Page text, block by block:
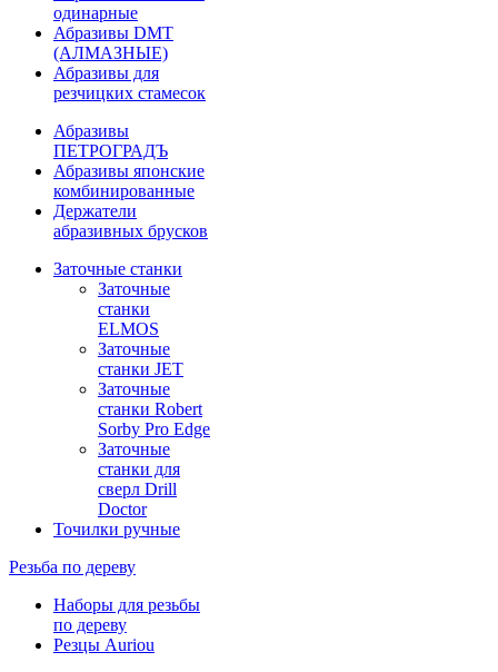
одинарные
Абразивы DMT
(АЛМАЗНЫЕ)
Абразивы для
резчицких стамесок
Абразивы
ПЕТРОГРАДЪ
Абразивы японские
комбинированные
Держатели
абразивных брусков
Заточные станки
Заточные
станки
ELMOS
Заточные
станки JET
Заточные
станки Robert
Sorby Pro Edge
Заточные
станки для
сверл Drill
Doctor
Точилки ручные
Резьба по дереву
Наборы для резьбы
по дереву
Резцы Auriou